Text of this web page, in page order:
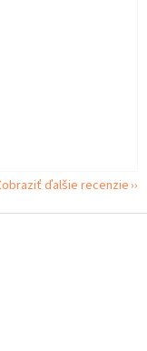
ďalšie recenzie